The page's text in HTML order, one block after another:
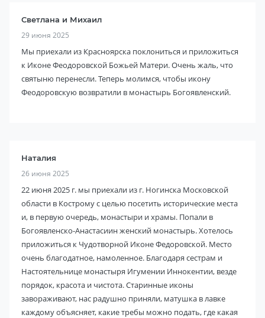
Светлана и Михаил
29 июня 2025
Мы приехали из Красноярска поклониться и приложиться
к Иконе Феодоровской Божьей Матери. Очень жаль, что
святыню перенесли. Теперь молимся, чтобы икону
Феодоровскую возвратили в монастырь Богоявленский.
Наталия
26 июня 2025
22 июня 2025 г. мы приехали из г. Ногинска Московской
области в Кострому с целью посетить исторические места
и, в первую очередь, монастыри и храмы. Попали в
Богоявленско-Анастасиин женский монастырь. Хотелось
приложиться к Чудотворной Иконе Федоровской. Место
очень благодатное, намоленное. Благодаря сестрам и
Настоятельнице монастыря Игумении Иннокентии, везде
порядок, красота и чистота. Старинные иконы
завораживают, нас радушно приняли, матушка в лавке
каждому объясняет, какие требы можно подать, где какая